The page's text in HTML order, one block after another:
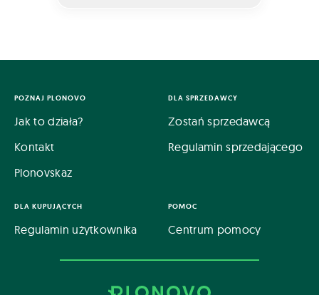
POZNAJ PLONOVO
Jak to działa?
Kontakt
Plonovskaz
DLA SPRZEDAWCY
Zostań sprzedawcą
Regulamin sprzedającego
DLA KUPUJĄCYCH
Regulamin użytkownika
POMOC
Centrum pomocy